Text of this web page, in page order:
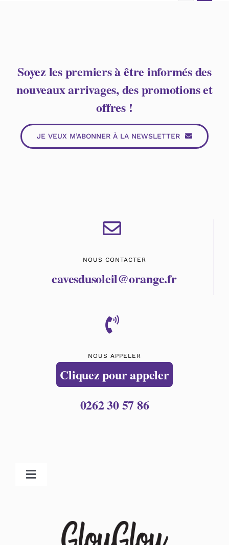
Soyez les premiers à être informés des
nouveaux arrivages, des promotions et
offres !
JE VEUX M’ABONNER À LA NEWSLETTER
NOUS CONTACTER
cavesdusoleil@orange.fr
NOUS APPELER
Cliquez pour appeler
0262 30 57 86
Toggle
Nos vins